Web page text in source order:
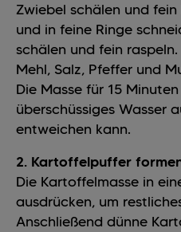
Zwiebel schälen und
und in feine Ringe
schälen und fein raspeln.
Mehl, Salz, Pfeffer und
Die Masse für 15
überschüssiges Wasser
entweichen kann.
2. Kartoffelpuffer
Die Kartoffelmasse in
ausdrücken, um
Anschließend dünne